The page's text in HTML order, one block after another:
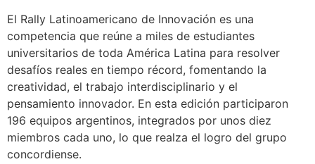
El Rally Latinoamericano de Innovación es una
competencia que reúne a miles de estudiantes
universitarios de toda América Latina para resolver
desafíos reales en tiempo récord, fomentando la
creatividad, el trabajo interdisciplinario y el
pensamiento innovador. En esta edición participaron
196 equipos argentinos, integrados por unos diez
miembros cada uno, lo que realza el logro del grupo
concordiense.